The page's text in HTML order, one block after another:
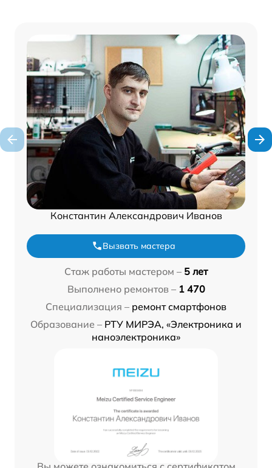
Константин Александрович Иванов
Вызвать мастера
Стаж работы мастером – 5 лет
Выполнено ремонтов – 1 470
Специализация – ремонт смартфонов
Образование – РТУ МИРЭА, «Электроника и
наноэлектроника»